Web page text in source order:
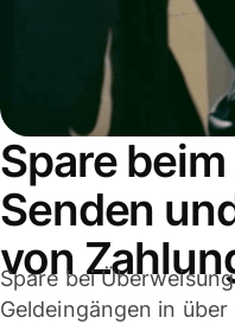
Spare
Senden
von
Spare bei
Geldeingängen in